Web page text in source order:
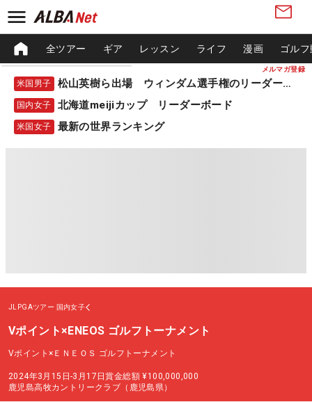
メルマガ登録
全ツアー ギア レッスン ライフ 漫画 ゴル
米国男子 松山英樹ら出場 ウィンダム選手権のリーダーボード
国内女子 北海道meijiカップ リーダーボード
米国女子 最新の世界ランキング
JLPGAツアー 国内女子
Vポイント×ENEOS ゴルフトーナメント
Vポイント×ＥＮＥＯＳ ゴルフトーナメント
2024年3月15日-3月17日賞金総額 ¥100,000,000
鹿児島高牧カントリークラブ（鹿児島県）